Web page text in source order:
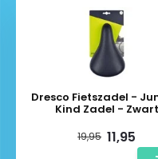
Dresco Fietszadel -
Kind Zadel - Zwart
19,95 11,95